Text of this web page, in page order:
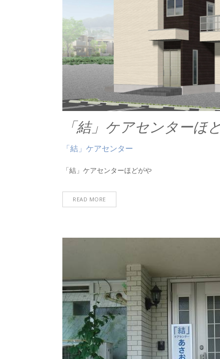
「結」ケアセンターほ
「結」ケアセンター
「結」ケアセンターほどがや
READ MORE